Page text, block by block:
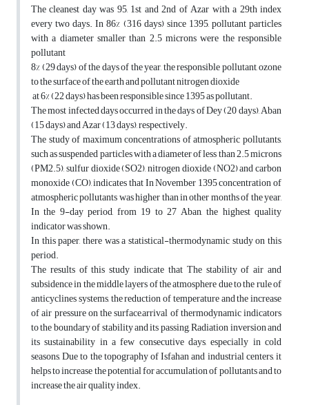
The cleanest day was 95, 1st and 2nd of Azar with a 29th index
every two days. In 86% (316 days) since 1395, pollutant particles
with a diameter smaller than 2.5 microns were the responsible
pollutant
8% (29 days) of the days of the year, the responsible pollutant, ozone
to the surface of the earth and pollutant nitrogen dioxide
at 6% (22 days) has been responsible since 1395 as pollutant.
The most infected days occurred in the days of Dey (20 days), Aban
(15 days) and Azar (13 days), respectively.
The study of maximum concentrations of atmospheric pollutants,
such as suspended particles with a diameter of less than 2.5 microns
(PM2.5), sulfur dioxide (SO2), nitrogen dioxide (NO2) and carbon
monoxide (CO), indicates that In November 1395 concentration of
atmospheric pollutants was higher than in other months of the year,
In the 9-day period, from 19 to 27 Aban, the highest quality
indicator was shown.
In this paper, there was a statistical-thermodynamic study on this
period.
The results of this study indicate that The stability of air and
subsidence in the middle layers of the atmosphere due to the rule of
anticyclines systems, the reduction of temperature and the increase
of air pressure on the surface,arrival of thermodynamic indicators
to the boundary of stability and its passing, Radiation inversion and
its sustainability in a few consecutive days, especially in cold
seasons, Due to the topography of Isfahan and industrial centers, it
helps to increase the potential for accumulation of pollutants and to
increase the air quality index.